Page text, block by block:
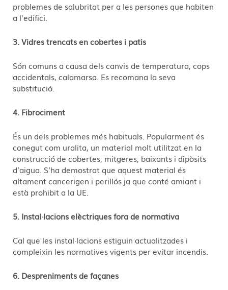
problemes de salubritat per a les persones que habiten
a l’edifici.
3. Vidres trencats en cobertes i patis
Són comuns a causa dels canvis de temperatura, cops
accidentals, calamarsa. Es recomana la seva
substitució.
4. Fibrociment
És un dels problemes més habituals. Popularment és
conegut com uralita, un material molt utilitzat en la
construcció de cobertes, mitgeres, baixants i dipòsits
d’aigua. S’ha demostrat que aquest material és
altament cancerigen i perillós ja que conté amiant i
està prohibit a la UE.
5. Instal·lacions elèctriques fora de normativa
Cal que les instal·lacions estiguin actualitzades i
compleixin les normatives vigents per evitar incendis.
6. Despreniments de façanes